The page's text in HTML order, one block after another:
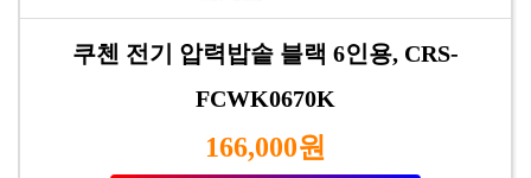
쿠첸 전기 압력밥솥 블랙 6인용, CRS-
FCWK0670K
166,000원